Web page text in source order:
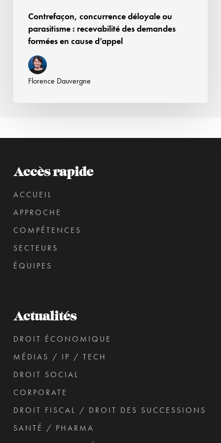
Contrefaçon, concurrence déloyale ou
parasitisme : recevabilité des demandes
formées en cause d’appel
Florence Dauvergne
Accès rapide
ACCUEIL
APPROCHE
COMPÉTENCES
SECTEURS
ÉQUIPES
Actualités
DROIT ÉCONOMIQUE
MÉDIAS / IP / TECH
DROIT SOCIAL
CORPORATE
DROIT FISCAL / DROIT DES SUCCESSIONS
SANTÉ / PHARMA